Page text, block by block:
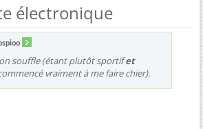
électronique
souffle (étant plutôt sportifet
vraiment à me faire chier).